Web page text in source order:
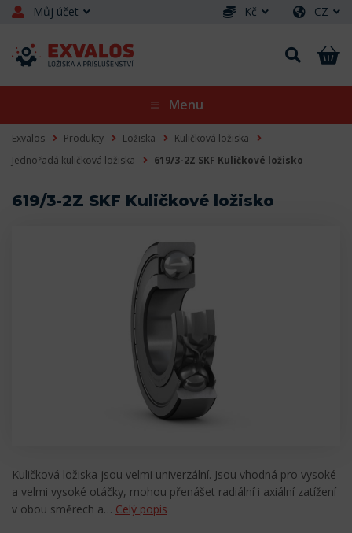
Můj účet Kč CZ
Menu
Exvalos Produkty Ložiska
Kuličková ložiska
Jednořadá kuličková ložiska
619/3-2Z SKF Kuličkové ložisko
619/3-2Z SKF Kuličkové ložisko
Kuličková ložiska jsou velmi univerzální. Jsou vhodná pro vysoké
a velmi vysoké otáčky, mohou přenášet radiální i axiální zatížení
v obou směrech a… Celý popis